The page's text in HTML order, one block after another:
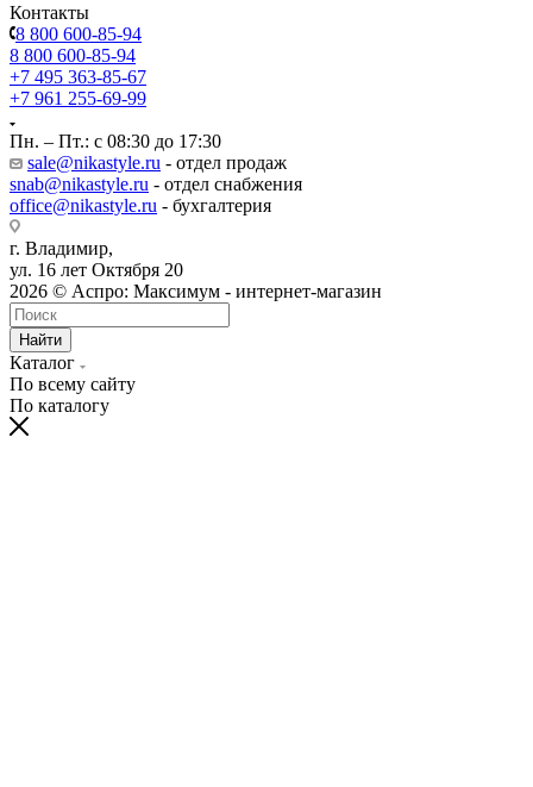
Контакты
8 800 600-85-94
8 800 600-85-94
+7 495 363-85-67
+7 961 255-69-99
Пн. – Пт.: с 08:30 до 17:30
sale@nikastyle.ru - отдел продаж
snab@nikastyle.ru - отдел снабжения
office@nikastyle.ru - бухгалтерия
г. Владимир,
ул. 16 лет Октября 20
2026 © Аспро: Максимум - интернет-магазин
Найти
Каталог
По всему сайту
По каталогу